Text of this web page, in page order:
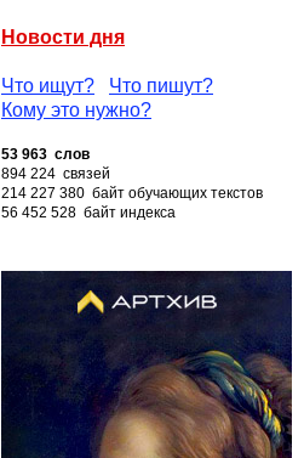
Новости дня
Что ищут?
Что пишут?
Кому это нужно?
53 963 слов
894 224 связей
214 227 380 байт обучающих текстов
56 452 528 байт индекса